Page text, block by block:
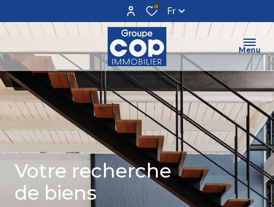
0 Fr
Menu
Votre recherche
de biens